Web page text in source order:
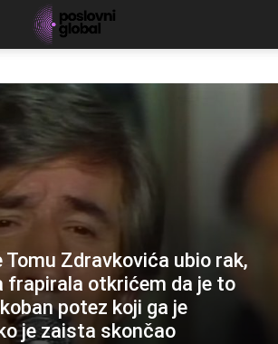
Tomu Zdravkovića ubio rak,
frapirala otkrićem da je to
potez koji ga je
je zaista skončao